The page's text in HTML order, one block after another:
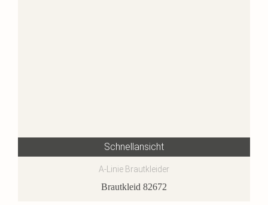
Schnellansicht
A-Linie Brautkleider
Brautkleid 82672